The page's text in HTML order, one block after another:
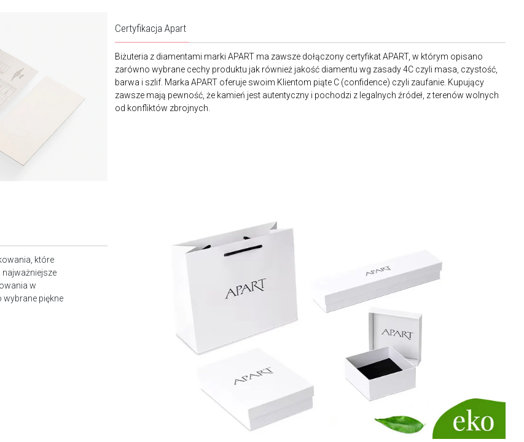
Certyfikacja Apart
Biżuteria z diamentami marki APART ma zawsze dołączony certyfikat APART, w którym opisano
zarówno wybrane cechy produktu jak również jakość diamentu wg zasady 4C czyli masa, czystość,
barwa i szlif. Marka APART oferuje swoim Klientom piąte C (confidence) czyli zaufanie. Kupujący
zawsze mają pewność, że kamień jest autentyczny i pochodzi z legalnych źródeł, z terenów wolnych
od konfliktów zbrojnych.
które
w
piękne